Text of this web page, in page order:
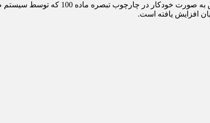
رئیس اتحادیه صنف فروشندگان لوازم بهداشتی و ساختمانی
افزایش یافته است.